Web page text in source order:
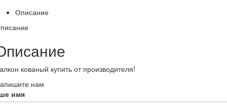
Описание
кованый купить от производителя!
нам
имя